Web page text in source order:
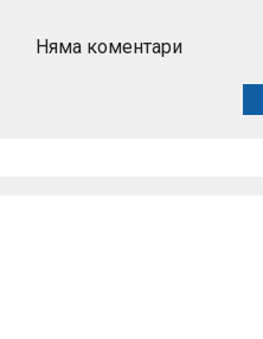
Няма коментари